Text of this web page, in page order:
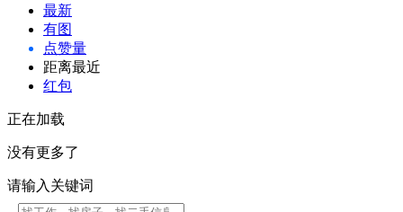
最新
有图
点赞量
距离最近
红包
正在加载
没有更多了
请输入关键词